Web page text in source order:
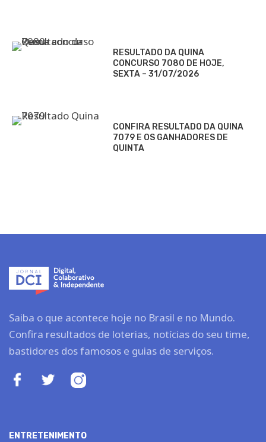
RESULTADO DA QUINA
CONCURSO 7080 DE HOJE,
SEXTA – 31/07/2026
CONFIRA RESULTADO DA QUINA
7079 E OS GANHADORES DE
QUINTA
Saiba o que acontece hoje no Brasil e no Mundo.
Confira resultados de loterias, notícias do seu time,
bastidores dos famosos e guias de serviços.
ENTRETENIMENTO